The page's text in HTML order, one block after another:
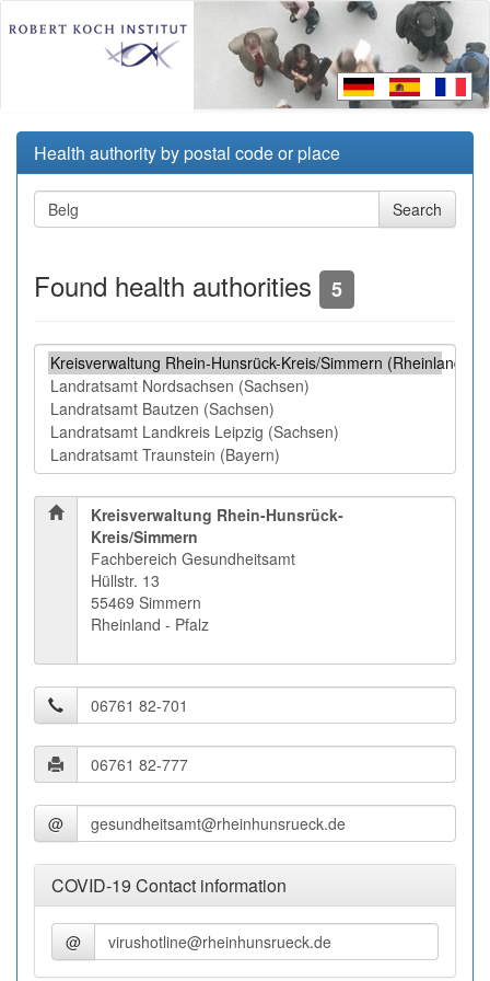
Health authority by postal code or place
Found health authorities 5
Kreisverwaltung Rhein-Hunsrück-
Kreis/Simmern
Fachbereich Gesundheitsamt
Hüllstr. 13
55469 Simmern
Rheinland - Pfalz
@
COVID-19 Contact information
@